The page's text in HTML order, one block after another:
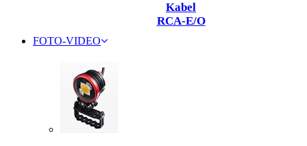
Kabel
RCA-E/O
FOTO-VIDEO